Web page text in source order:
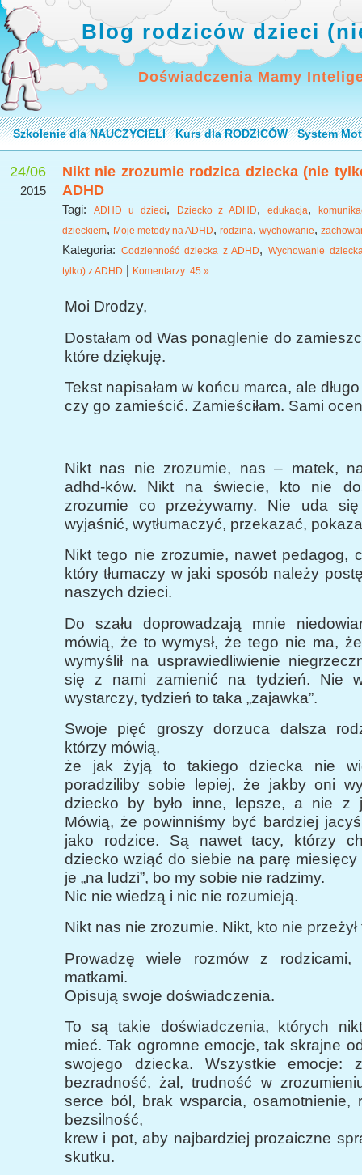
Blog rodziców dzieci
Doświadczenia Mamy
Szkolenie dla NAUCZYCIELI Kurs dla RODZICÓW System
24/06
2015
Nikt nie zrozumie rodzica dziecka (nie
ADHD
Tagi: ADHD u dzieci, Dziecko z ADHD,edukacja,
dzieckiem, Moje metody na ADHD, rodzina, wychowanie,
Kategoria: Codzienność dziecka z ADHD,Wychowanie
tylko) z ADHD | Komentarzy: 45 »
Moi Drodzy,
Dostałam od Was ponaglenie do
które dziękuję.
Tekst napisałam w końcu marca, ale
czy go zamieścić. Zamieściłam. Sami
Nikt nas nie zrozumie, nas – matek,
adhd-ków. Nikt na świecie, kto nie
zrozumie co przeżywamy. Nie uda
wyjaśnić, wytłumaczyć, przekazać,
Nikt tego nie zrozumie, nawet pedagog,
który tłumaczy w jaki sposób należy
naszych dzieci.
Do szału doprowadzają mnie
mówią, że to wymysł, że tego nie ma,
wymyślił na usprawiedliwienie
się z nami zamienić na tydzień. Nie
wystarczy, tydzień to taka „zajawka”.
Swoje pięć groszy dorzuca dalsza
którzy mówią,
że jak żyją to takiego dziecka nie
poradziliby sobie lepiej, że jakby oni
dziecko by było inne, lepsze, a nie z
Mówią, że powinniśmy być bardziej
jako rodzice. Są nawet tacy, którzy
dziecko wziąć do siebie na parę miesięcy
je „na ludzi”, bo my sobie nie radzimy.
Nic nie wiedzą i nic nie rozumieją.
Nikt nas nie zrozumie. Nikt, kto nie
Prowadzę wiele rozmów z rodzicami,
matkami.
Opisują swoje doświadczenia.
To są takie doświadczenia, których
mieć. Tak ogromne emocje, tak skrajne
swojego dziecka. Wszystkie emocje:
bezradność, żal, trudność w
serce ból, brak wsparcia, osamotnienie,
bezsilność,
krew i pot, aby najbardziej prozaiczne
skutku.